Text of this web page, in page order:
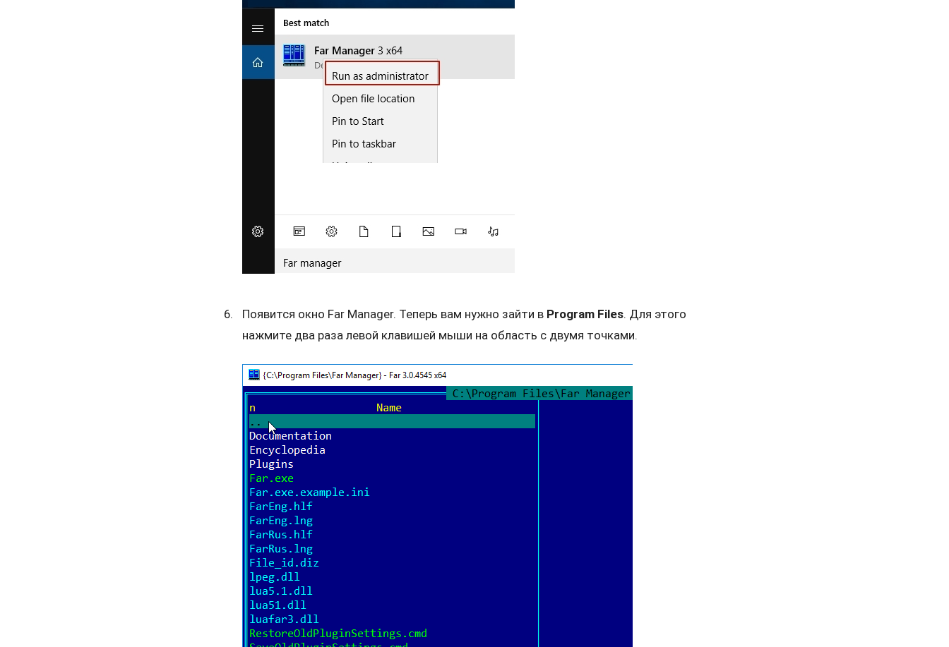
Появится окно Far Manager. Теперь вам нужно зайти в Program Files. Для этого
нажмите два раза левой клавишей мыши на область с двумя точками.